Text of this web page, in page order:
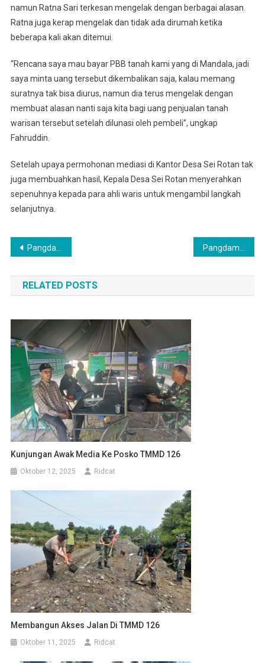
namun Ratna Sari terkesan mengelak dengan berbagai alasan.
Ratna juga kerap mengelak dan tidak ada dirumah ketika
beberapa kali akan ditemui.
“Rencana saya mau bayar PBB tanah kami yang di Mandala, jadi
saya minta uang tersebut dikembalikan saja, kalau memang
suratnya tak bisa diurus, namun dia terus mengelak dengan
membuat alasan nanti saja kita bagi uang penjualan tanah
warisan tersebut setelah dilunasi oleh pembeli”, ungkap
Fahruddin.
Setelah upaya permohonan mediasi di Kantor Desa Sei Rotan tak
juga membuahkan hasil, Kepala Desa Sei Rotan menyerahkan
sepenuhnya kepada para ahli waris untuk mengambil langkah
selanjutnya.
Navigasi
pos
Pangdam I/BB Hadiri Peletakan Batu Pertama Akses Jalan ke Vihara Mahakaruna Pangdam I/BB Saksikan LPS Financial Festival 2025, Ribuan Peserta Serbu Regale Medan
RELATED POSTS
Kunjungan Awak Media Ke Posko TMMD 126
Oktober 12, 2025 Ridcat
Membangun Akses Jalan Di TMMD 126
Oktober 11, 2025 Ridcat